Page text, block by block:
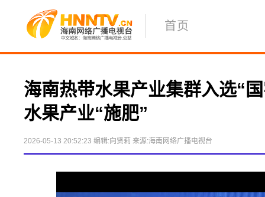
首页
海南热带水果产业集群入选“
水果产业“施肥”
2026-05-13 20:52:23 编辑:向贤莉 来源:海南网络广播电视台